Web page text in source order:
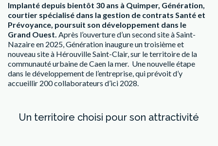
Implanté depuis bientôt 30 ans à Quimper, Génération,
courtier spécialisé dans la gestion de contrats Santé et
Prévoyance, poursuit son développement dans le
Grand Ouest. Après l’ouverture d’un second site à Saint-
Nazaire en 2025, Génération inaugure un troisième et
nouveau site à Hérouville Saint-Clair, sur le territoire de la
communauté urbaine de Caen la mer. Une nouvelle étape
dans le développement de l’entreprise, qui prévoit d’y
accueillir 200 collaborateurs d’ici 2028.
Un territoire choisi pour son attractivité